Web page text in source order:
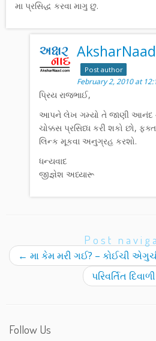
મા પ્રસિદ્ધ કરવા માગુ છુ.
Post author
February 2, 2010 at
પ્રિય રાજભાઈ,
આપને લેખ ગમ્યો તે જાણી આનંદ
ચોક્કસ પ્રસિધ્ધ કરી શકો છો,
લિન્ક મૂકવા અનુગ્રહ કરશો.
ધન્યવાદ
જીજ્ઞેશ અધ્યારૂ
Post
← મા કેમ મરી ગઈ? – કોઈચી એગુચી
પરિવર્તિત
Follow Us